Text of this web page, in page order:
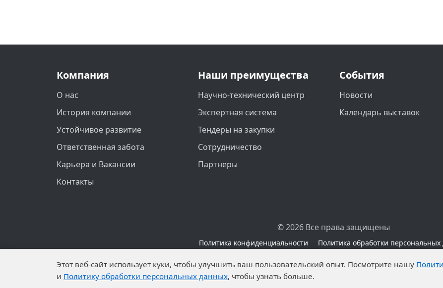
Компания
О нас
История компании
Устойчивое развитие
Ответственная забота
Карьера и Вакансии
Контакты
Наши преимущества
Научно-технический центр
Экспертная система
Тендеры на закупки
Сотрудничество
Партнеры
События
Новости
Календарь выставок
© 2026 Все права защищены
Политика конфиденциальности Политика обработки
установлены запреты на обработку неограниченных кругом лиц
Этот веб-сайт использует куки, чтобы улучшить ваш пользовательский опыт. Посмотрите нашу
и Политику обработки персональных данных, чтобы узнать больше.